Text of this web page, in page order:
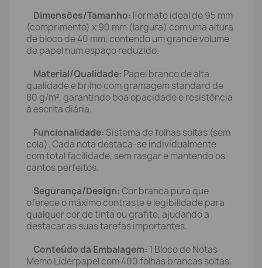
Dimensões/Tamanho: Formato ideal de 95 mm
(comprimento) x 90 mm (largura) com uma altura
de bloco de 40 mm, contendo um grande volume
de papel num espaço reduzido.
Material/Qualidade: Papel branco de alta
qualidade e brilho com gramagem standard de
80 g/m², garantindo boa opacidade e resistência
à escrita diária.
Funcionalidade: Sistema de folhas soltas (sem
cola). Cada nota destaca-se individualmente
com total facilidade, sem rasgar e mantendo os
cantos perfeitos.
Segurança/Design:Cor branca pura que
oferece o máximo contraste e legibilidade para
qualquer cor de tinta ou grafite, ajudando a
destacar as suas tarefas importantes.
Conteúdo da Embalagem: 1 Bloco de Notas
Memo Liderpapel com 400 folhas brancas soltas.